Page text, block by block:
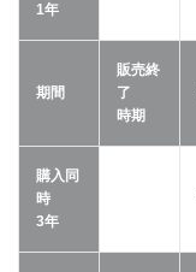
1年
期間
販売終
了
時期
購入同
時
3年